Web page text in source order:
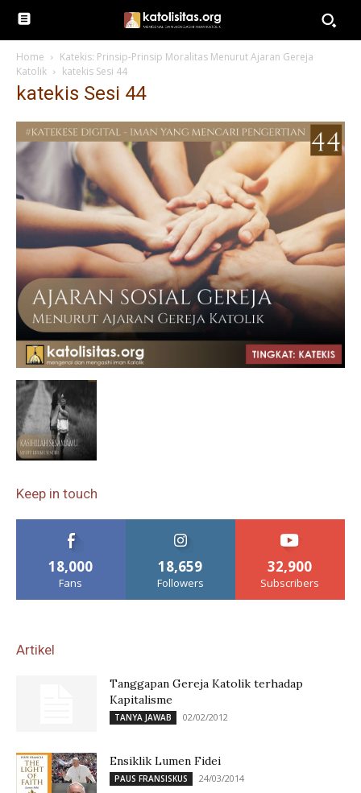
Home
Katekis: Prinsip-Prinsip Moralitas Menurut Ajaran Gereja
Katolik
katekis Sesi 44
katekis Sesi 44
Keep in touch
18,000
Fans
18,659
Followers
32,900
Subscribers
Artikel
Tanggapan Gereja Katolik terhadap
Kapitalisme
TANYA JAWAB 02/02/2012
Ensiklik Lumen Fidei
PAUS FRANSISKUS 24/03/2014